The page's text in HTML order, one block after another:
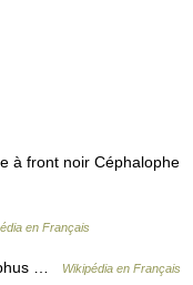
à front noir Céphalophe
en Français
… Wikipédia en Français